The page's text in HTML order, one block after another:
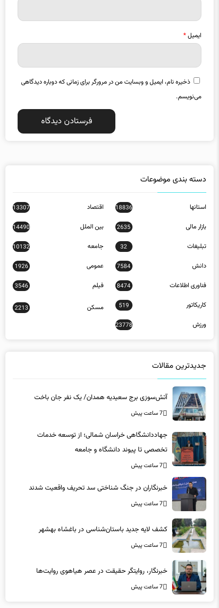
ایمیل*
ذخیره نام، ایمیل و وبسایت من در مرورگر برای زمانی که دوباره دیدگاهی
می‌نویسم.
دسته بندی موضوعات
استانها 18836 اقتصاد 13307
بازار مالی 2635 بین الملل 14490
تبلیغات 32 جامعه 10132
دانش 7584 عمومی 1926
فناوری اطلاعات 8474 فیلم 3546
کاریکاتور 519 مسکن 2213
ورزش 23778
جدیدترین مقالات
آتش‌سوزی برج سعیدیه همدان/ یک نفر جان باخت
7 ساعت پیش
جهاددانشگاهی خراسان شمالی؛ از توسعه خدمات
تخصصی تا پیوند دانشگاه و جامعه
7 ساعت پیش
خبرنگاران در جنگ شناختی سد تحریف واقعیت شدند
7 ساعت پیش
کشف لایه جدید باستان‌شناسی در باغشاه بهشهر
7 ساعت پیش
خبرنگار، روایتگر حقیقت در عصر هیاهوی روایت‌ها
7 ساعت پیش